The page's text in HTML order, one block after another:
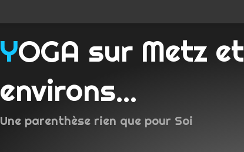
YOGA sur Metz et
environs...
Une parenthèse rien que pour Soi